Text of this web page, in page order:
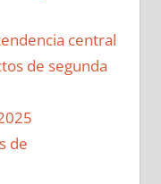
central
de segunda
de